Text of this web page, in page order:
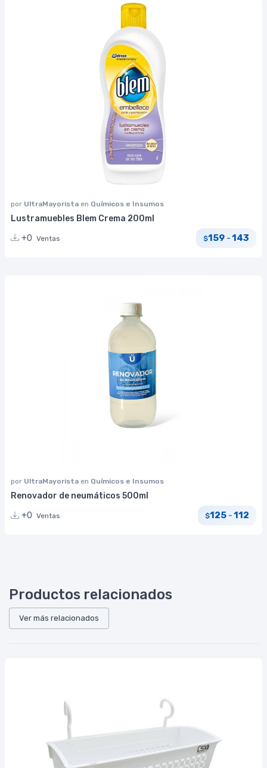
por UltraMayorista en Químicos e Insumos
Lustramuebles Blem Crema 200ml
+0 Ventas $159 -143
por UltraMayorista en Químicos e Insumos
Renovador de neumáticos 500ml
+0 Ventas $125 -112
Productos relacionados
Ver más relacionados